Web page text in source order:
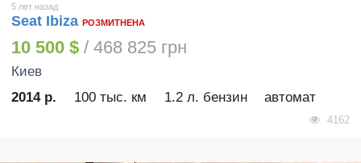
5 лет назад
Seat Ibiza РОЗМИТНЕНА
10 500 $ / 468 825 грн
Киев
2014 р.
100 тыс. км 1.2 л. бензин автомат
4162